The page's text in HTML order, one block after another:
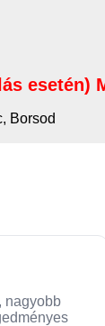
esetén)
Borsod
nagyobb